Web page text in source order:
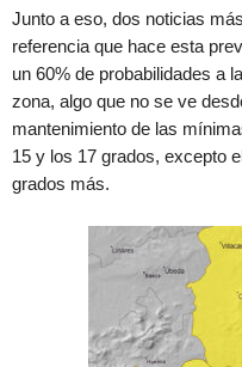
Junto a eso, dos noticias
referencia que hace esta
un 60% de probabilidades a
zona, algo que no se ve
mantenimiento de las
15 y los 17 grados, excepto
grados más.